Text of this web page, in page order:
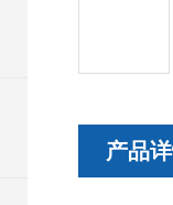
产品